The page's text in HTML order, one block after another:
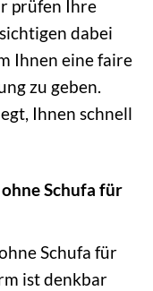
prüfen Ihre
dabei
Ihnen eine faire
zu geben.
Ihnen schnell
Schufa für
Schufa für
ist denkbar